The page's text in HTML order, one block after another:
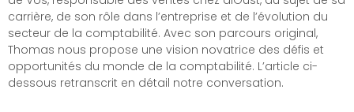
carrière, de son rôle dans l’entreprise et de l’évolution du
secteur de la comptabilité. Avec son parcours original,
Thomas nous propose une vision novatrice des défis et
opportunités du monde de la comptabilité. L’article ci-
dessous retranscrit en détail notre conversation.